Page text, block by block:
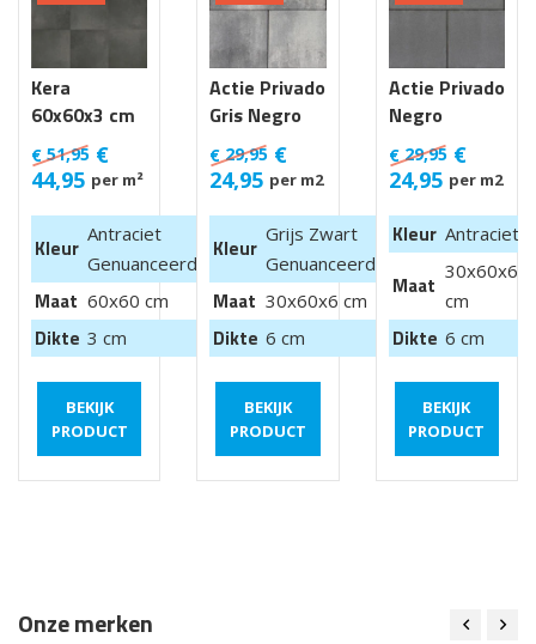
Kera
60x60x3 cm
Luik
€ 51,95 €
44,95 per m²
Kleur
Antraciet
Genuanceerd
Maat 60x60 cm
Dikte 3 cm
BEKIJK
PRODUCT
Actie Privado
Gris Negro
30x60x6 cm
€ 29,95 €
24,95 per m2
Kleur
Grijs Zwart
Genuanceerd
Maat 30x60x6 cm
Dikte 6 cm
BEKIJK
PRODUCT
Actie Privado
Negro
30x60x6 cm
€29,95 €
24,95 per m2
Kleur Antraciet
Maat
30x60x6
cm
Dikte 6 cm
BEKIJK
PRODUCT
Onze merken